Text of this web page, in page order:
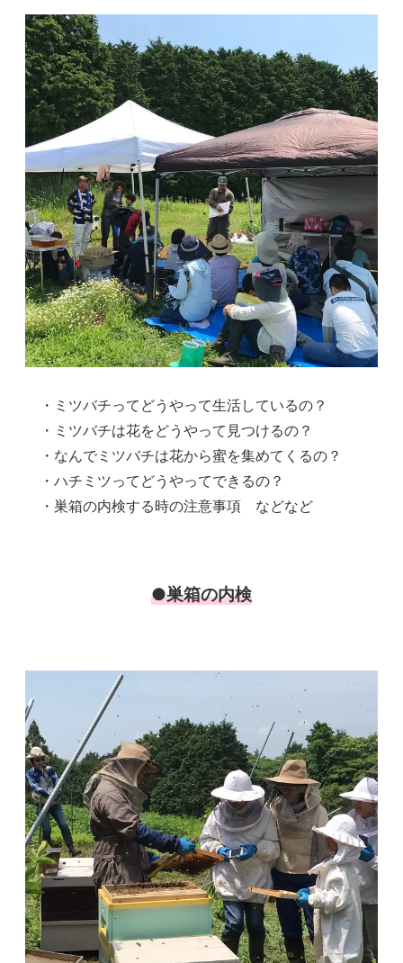
・ミツバチってどうやって生活しているの？
・ミツバチは花をどうやって見つけるの？
・なんでミツバチは花から蜜を集めてくるの？
・ハチミツってどうやってできるの？
・巣箱の内検する時の注意事項 などなど
●巣箱の内検